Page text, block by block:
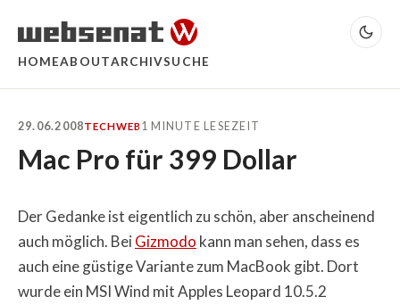
HOMEABOUTARCHIVSUCHE
29.06.2008TECHWEB1 MINUTE LESEZEIT
Mac Pro für 399 Dollar
Der Gedanke ist eigentlich zu schön, aber anscheinend
auch möglich. BeiGizmodo kann man sehen, dass es
auch eine güstige Variante zum MacBook gibt. Dort
wurde ein MSI Wind mit Apples Leopard 10.5.2